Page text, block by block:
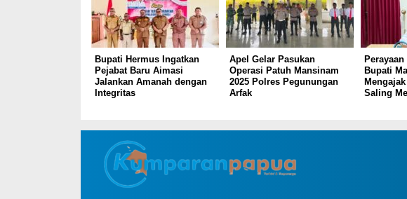
Bupati Hermus Ingatkan
Pejabat Baru Aimasi
Jalankan Amanah dengan
Integritas
Apel Gelar Pasukan
Operasi Patuh Mansinam
2025 Polres Pegunungan
Arfak
Bupati
Saling